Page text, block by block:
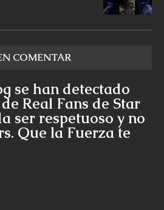
COMENTAR
se han detectado
Real Fans de Star
ser respetuoso y no
Que la Fuerza te